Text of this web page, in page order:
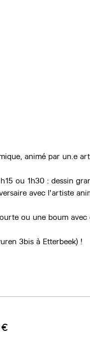
animé par un.e
ou 1h30 : dessin
avec l'artiste
ou une boum avec
3bis à Etterbeek) !